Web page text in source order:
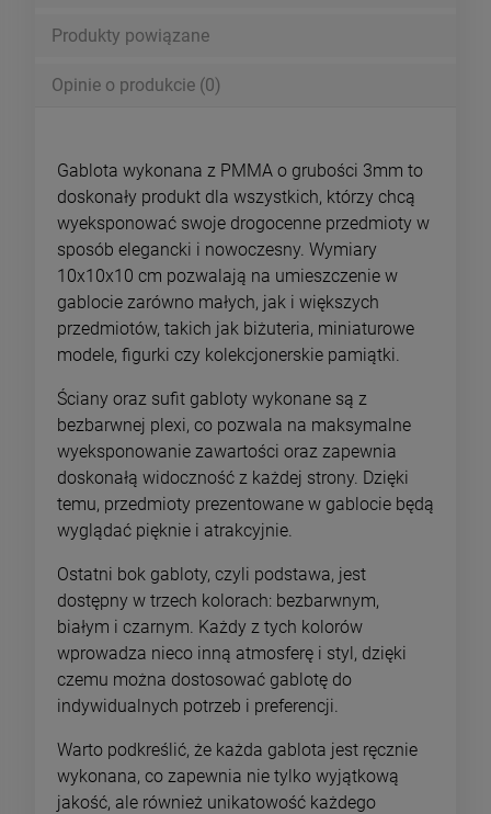
Produkty powiązane
Opinie o produkcie (0)
Gablota wykonana z PMMA o grubości 3mm to
doskonały produkt dla wszystkich, którzy chcą
wyeksponować swoje drogocenne przedmioty w
sposób elegancki i nowoczesny. Wymiary
10x10x10 cm pozwalają na umieszczenie w
gablocie zarówno małych, jak i większych
przedmiotów, takich jak biżuteria, miniaturowe
modele, figurki czy kolekcjonerskie pamiątki.
Ściany oraz sufit gabloty wykonane są z
bezbarwnej plexi, co pozwala na maksymalne
wyeksponowanie zawartości oraz zapewnia
doskonałą widoczność z każdej strony. Dzięki
temu, przedmioty prezentowane w gablocie będą
wyglądać pięknie i atrakcyjnie.
Ostatni bok gabloty, czyli podstawa, jest
dostępny w trzech kolorach: bezbarwnym,
białym i czarnym. Każdy z tych kolorów
wprowadza nieco inną atmosferę i styl, dzięki
czemu można dostosować gablotę do
indywidualnych potrzeb i preferencji.
Warto podkreślić, że każda gablota jest ręcznie
wykonana, co zapewnia nie tylko wyjątkową
jakość, ale również unikatowość każdego